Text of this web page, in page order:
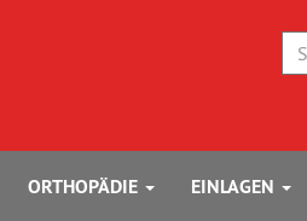
ORTHOPÄDIE EINLAGEN